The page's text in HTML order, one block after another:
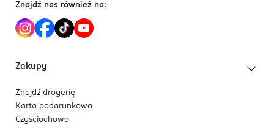
Znajdź nas również na:
Zakupy
Znajdź drogerię
Karta podarunkowa
Czyściochowo